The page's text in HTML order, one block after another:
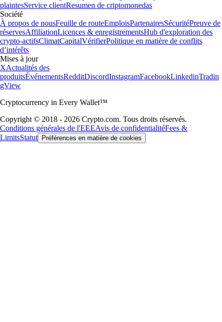
plaintesService clientResumen de criptomonedas
Société
À propos de nousFeuille de routeEmploisPartenairesSécuritéPreuve de
réservesAffiliationLicences & enregistrementsHub d'exploration des
crypto-actifsClimatCapitalVérifierPolitique en matière de conflits
d’intérêts
Mises à jour
XActualités des
produitsÉvénementsRedditDiscordInstagramFacebookLinkedinTradin
gView
Cryptocurrency in Every Wallet™
Copyright © 2018 - 2026 Crypto.com. Tous droits réservés.
Conditions générales de l'EEEAvis de confidentialitéFees &
LimitsStatut Préférences en matière de cookies